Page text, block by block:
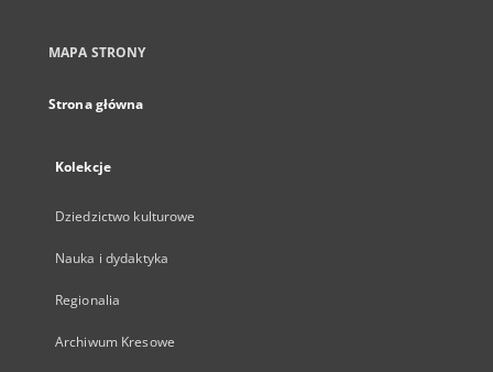
MAPA STRONY
Strona główna
Kolekcje
Dziedzictwo kulturowe
Nauka i dydaktyka
Regionalia
Archiwum Kresowe